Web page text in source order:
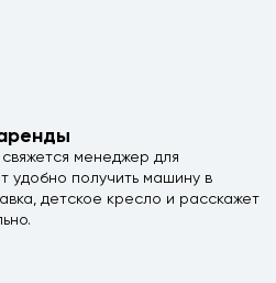
менеджер для
удобно получить машину в
детское кресло и расскажет